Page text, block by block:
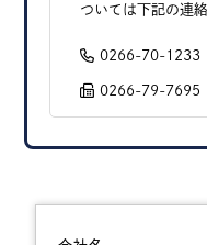
ついては下記の連
0266-70-1233
0266-79-7695